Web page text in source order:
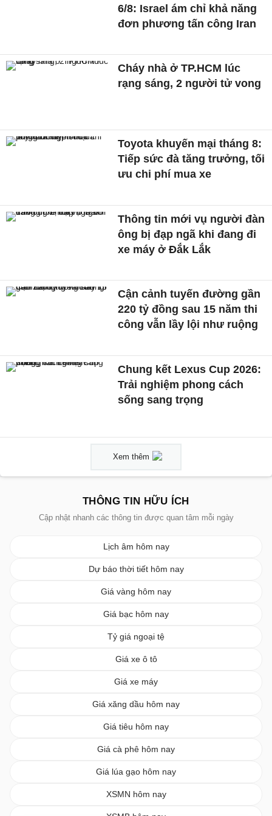
6/8: Israel ám chỉ khả năng
đơn phương tấn công Iran
Cháy nhà ở TP.HCM lúc
rạng sáng, 2 người tử vong
Toyota khuyến mại tháng 8:
Tiếp sức đà tăng trưởng, tối
ưu chi phí mua xe
Thông tin mới vụ người đàn
ông bị đạp ngã khi đang đi
xe máy ở Đắk Lắk
Cận cảnh tuyến đường gần
220 tỷ đồng sau 15 năm thi
công vẫn lầy lội như ruộng
Chung kết Lexus Cup 2026:
Trải nghiệm phong cách
sống sang trọng
Xem thêm
THÔNG TIN HỮU ÍCH
Cập nhật nhanh các thông tin được quan tâm mỗi ngày
Lịch âm hôm nay
Dự báo thời tiết hôm nay
Giá vàng hôm nay
Giá bạc hôm nay
Tỷ giá ngoại tệ
Giá xe ô tô
Giá xe máy
Giá xăng dầu hôm nay
Giá tiêu hôm nay
Giá cà phê hôm nay
Giá lúa gạo hôm nay
XSMN hôm nay